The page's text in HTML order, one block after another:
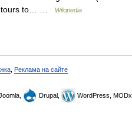
tours to… …
Wikipedia
Реклама на сайте
Drupal, WordPress, MODx.